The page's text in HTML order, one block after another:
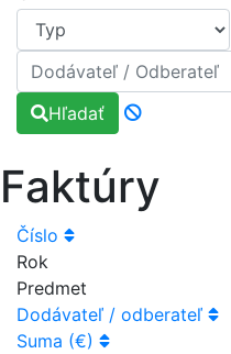
Hľadať
Faktúry
Číslo
Rok
Predmet
Dodávateľ / odberateľ
Suma (€)